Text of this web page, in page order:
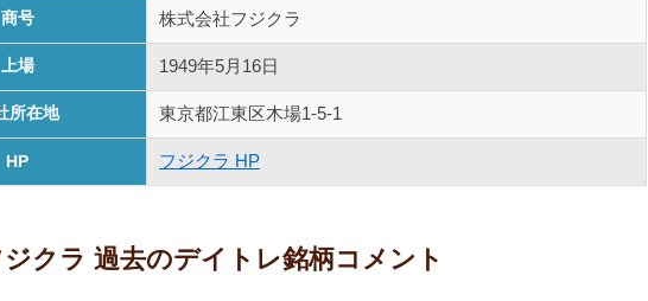
商号 株式会社フジクラ
上場 1949年5月16日
所在地 東京都江東区木場1-5-1
HP フジクラ HP
クラ 過去のデイトレ銘柄コメント